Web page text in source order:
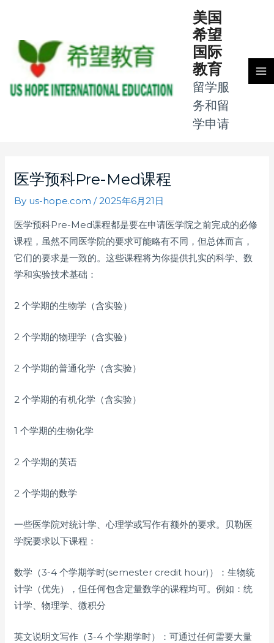
content
美国
希望
国际
教育
留学服
务和留
学申请
医学预科Pre-Med课程
By us-hope.com/2025年6月21日
医学预科Pre-Med课程都是要在申请医学院之前完成的必修
课程，虽然不同医学院的要求可能略有不同，但总体而言，
它们的要求是一致的。这些课程将为你提供扎实的科学、数
学和实验技术基础：
2 个学期的生物学（含实验）
2 个学期的物理学（含实验）
2 个学期的普通化学（含实验）
2 个学期的有机化学（含实验）
1 个学期的生物化学
2 个学期的英语
2 个学期的数学
一些医学院对统计学、心理学或写作有额外的要求。贝勒医
学院要求以下课程：
数学（3-4 个学期学时(semester credit hour)）：生物统
计学（优先），但任何包含定量数学的课程均可。例如：统
计学、物理学、微积分
英文说明文写作（3-4 个学期学时）：可通过任何需要大量